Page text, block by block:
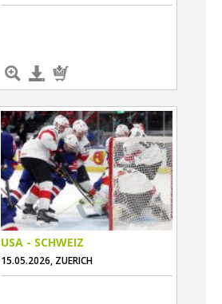
USA - SCHWEIZ
15.05.2026, ZUERICH